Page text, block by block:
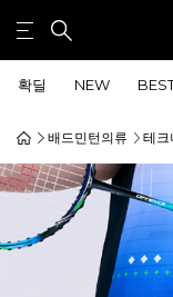
확딜 NEW
배드민턴의류 테크